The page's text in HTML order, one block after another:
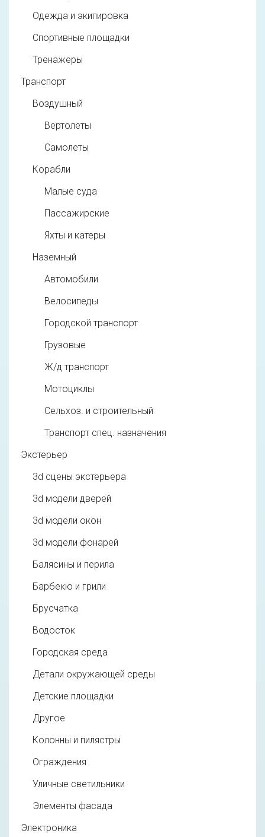
Одежда и экипировка
Спортивные площадки
Тренажеры
Транспорт
Воздушный
Вертолеты
Самолеты
Корабли
Малые суда
Пассажирские
Яхты и катеры
Наземный
Автомобили
Велосипеды
Городской транспорт
Грузовые
Ж/д транспорт
Мотоциклы
Сельхоз. и строительный
Транспорт спец. назначения
Экстерьер
3d cцены экстерьера
3d модели дверей
3d модели окон
3d модели фонарей
Балясины и перила
Барбекю и грили
Брусчатка
Водосток
Городская среда
Детали окружающей среды
Детские площадки
Другое
Колонны и пилястры
Ограждения
Уличные светильники
Элементы фасада
Электроника